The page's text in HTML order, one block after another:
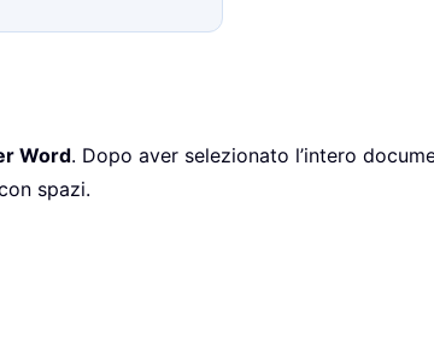
Word. Dopo aver selezionato l’intero
spazi.